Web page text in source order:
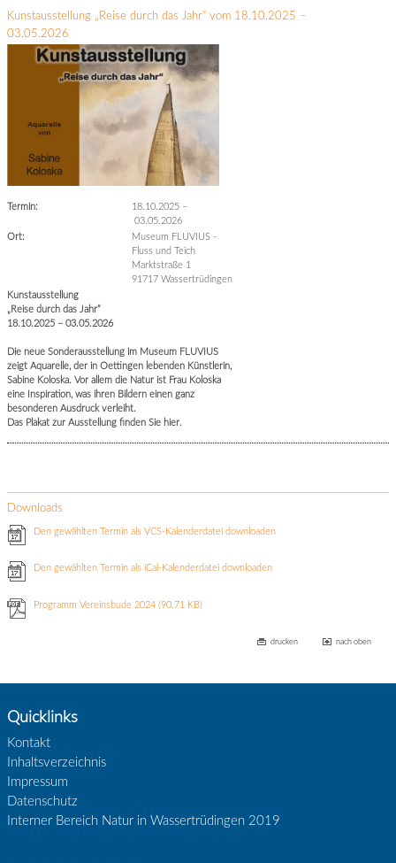
Kunstausstellung „Reise durch das Jahr“ vom 18.10.2025 –
03.05.2026
Termin: 18.10.2025 –
03.05.2026
Ort:
Museum FLUVIUS -
Fluss und Teich
Marktstraße 1
91717 Wassertrüdingen
Kunstausstellung
„Reise durch das Jahr“
18.10.2025 – 03.05.2026
Die neue Sonderausstellung im Museum FLUVIUS
zeigt Aquarelle, der in Oettingen lebenden Künstlerin,
Sabine Koloska. Vor allem die Natur ist Frau Koloska
eine Inspiration, was ihren Bildern einen ganz
besonderen Ausdruck verleiht.
Das Plakat zur Ausstellung finden Sie hier.
Downloads
Den gewählten Termin als VCS-Kalenderdatei downloaden
Den gewählten Termin als iCal-Kalenderdatei downloaden
Programm Vereinsbude 2024(90.71 KB)
drucken nach oben
Quicklinks
Kontakt
Inhaltsverzeichnis
Impressum
Datenschutz
Interner Bereich Natur in Wassertrüdingen 2019